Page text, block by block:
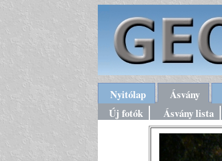
Nyitólap Ásvány
Új fotók
Ásvány lista